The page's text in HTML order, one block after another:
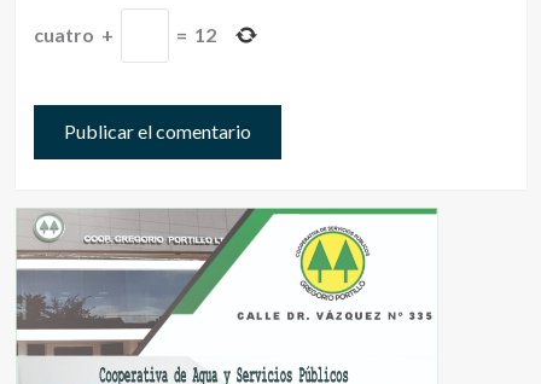
cuatro + = 12